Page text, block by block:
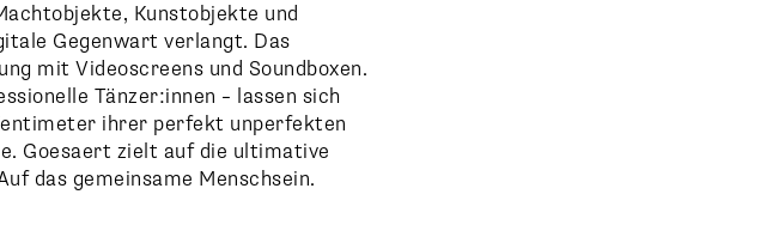
Kunstobjekte und
Gegenwart verlangt. Das
mit Videoscreens und Soundboxen.
Tänzer:innen – lassen sich
ihrer perfekt unperfekten
Goesaert zielt auf die ultimative
das gemeinsame Menschsein.